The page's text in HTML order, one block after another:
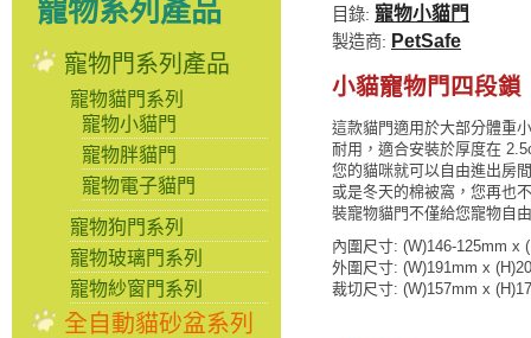
寵物系列產品
寵物門系列產品
寵物貓門系列
寵物小貓門
寵物胖貓門
寵物電子貓門
寵物狗門系列
寵物玻璃門系列
寵物紗窗門系列
全自動貓砂盆系列
目錄: 寵物小貓門
製造商: PetSafe
小貓寵物門四段鎖
這款貓門適用於大部分體重
耐用，適合安裝於厚度在
您的貓咪就可以自由進出房
或是冬天的棉被窩，您再也
裝寵物貓門不僅給您寵物自
內圍尺寸: (W)146-125mm x
外圍尺寸: (W)191mm x
裁切尺寸: (W)157mm x